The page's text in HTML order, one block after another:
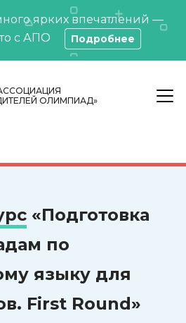
ярких впечатлений —
с АПО
Подробнее
ОЛИМПИАД»
«Подготовка
по
языку для
First Round»